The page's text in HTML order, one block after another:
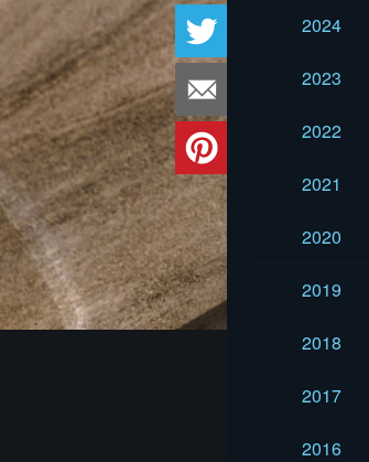
2024
2023
2022
2021
2020
2019
2018
2017
2016